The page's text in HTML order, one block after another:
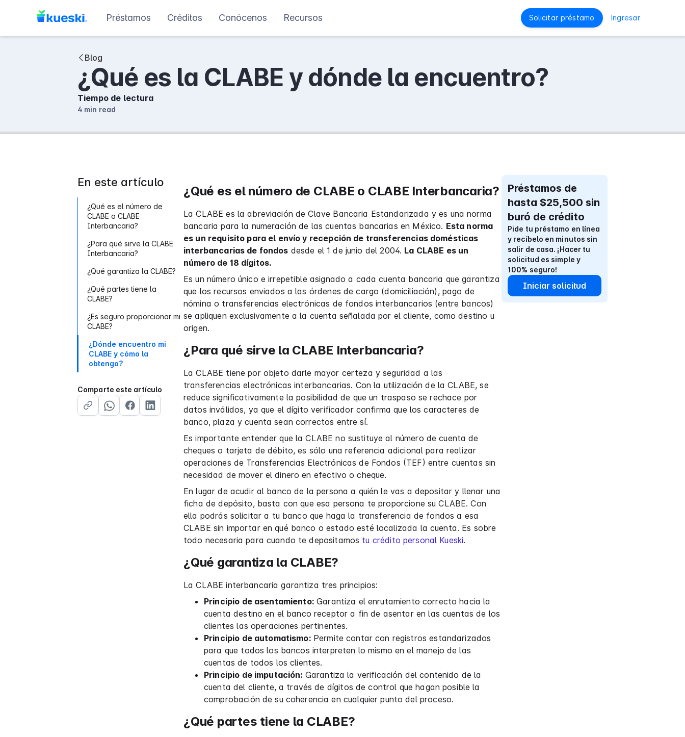
Préstamos Créditos Conócenos Recursos Solicitar préstamo Ingresar
Blog
¿Qué es la CLABE y dónde la encuentro?
Tiempo de lectura
4 min read
En este artículo
¿Qué es el número de
CLABE o CLABE
Interbancaria?
¿Para qué sirve la CLABE
Interbancaria?
¿Qué garantiza la CLABE?
¿Qué partes tiene la
CLABE?
¿Es seguro proporcionar mi
CLABE?
¿Dónde encuentro mi
CLABE y cómo la
obtengo?
Comparte este artículo
¿Qué es el número de CLABE o CLABE Interbancaria?
La CLABE es la abreviación de Clave Bancaria Estandarizada y es una norma
bancaria para la numeración de las cuentas bancarias en México. Esta norma
es un requisito para el envío y recepción de transferencias domésticas
interbancarias de fondos desde el 1 de junio del 2004. La CLABE es un
número de 18 dígitos.
Es un número único e irrepetible asignado a cada cuenta bancaria que garantiza
que los recursos enviados a las órdenes de cargo (domiciliación), pago de
nómina o transferencias electrónicas de fondos interbancarios (entre bancos)
se apliquen exclusivamente a la cuenta señalada por el cliente, como destino u
origen.
¿Para qué sirve la CLABE Interbancaria?
La CLABE tiene por objeto darle mayor certeza y seguridad a las
transferencias electrónicas interbancarias. Con la utilización de la CLABE, se
reduce significativamente la posibilidad de que un traspaso se rechace por
datos inválidos, ya que el dígito verificador confirma que los caracteres de
banco, plaza y cuenta sean correctos entre sí.
Es importante entender que la CLABE no sustituye al número de cuenta de
cheques o tarjeta de débito, es sólo una referencia adicional para realizar
operaciones de Transferencias Electrónicas de Fondos (TEF) entre cuentas sin
necesidad de mover el dinero en efectivo o cheque.
En lugar de acudir al banco de la persona a quién le vas a depositar y llenar una
ficha de depósito, basta con que esa persona te proporcione su CLABE. Con
ella podrás solicitar a tu banco que haga la transferencia de fondos a esa
CLABE sin importar en qué banco o estado esté localizada la cuenta. Es sobre
todo necesaria para cuando te depositamos tu crédito personal Kueski.
¿Qué garantiza la CLABE?
La CLABE interbancaria garantiza tres principios:
Principio de asentamiento:Garantiza el enrutamiento correcto hacia la
cuenta destino en el banco receptor a fin de asentar en las cuentas de los
clientes las operaciones pertinentes.
Principio de automatismo:Permite contar con registros estandarizados
para que todos los bancos interpreten lo mismo en el manejo de las
cuentas de todos los clientes.
Principio de imputación: Garantiza la verificación del contenido de la
cuenta del cliente, a través de dígitos de control que hagan posible la
comprobación de su coherencia en cualquier punto del proceso.
¿Qué partes tiene la CLABE?
Préstamos de
hasta $25,500 sin
buró de crédito
Pide tu préstamo en línea
y recíbelo en minutos sin
salir de casa. ¡Hacer tu
solicitud es simple y
100% seguro!
Iniciar solicitud